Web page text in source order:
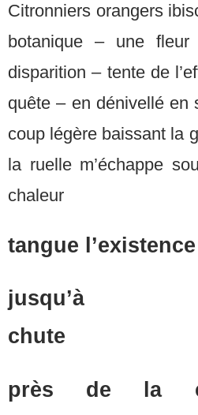
Citronniers orangers
botanique – une
disparition – tente de
quête – en dénivellé en
coup légère baissant la
la ruelle m’échappe
chaleur
tangue
près de la